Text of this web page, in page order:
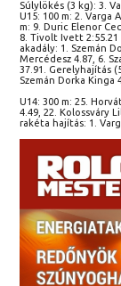
Súlylökés (3 kg): 3.
U15: 100 m: 2. Varga
m: 9. Duric Elenor
8. Tivolt Ivett 2:55.21
akadály: 1. Szemán
Mercédesz 4.87, 6.
37.91. Gerelyhajítás
Szemán Dorka Kinga
U14: 300 m: 25.
4.49, 22. Kolossváry
rakéta hajítás: 1.